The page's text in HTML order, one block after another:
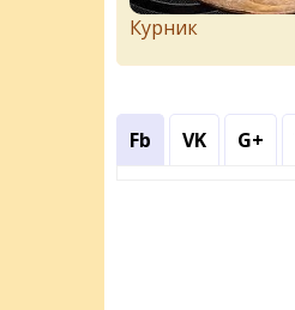
Курник
Fb VK G+